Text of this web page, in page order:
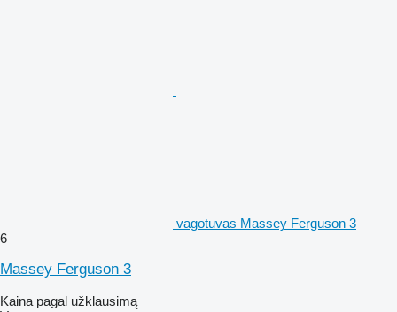
vagotuvas Massey Ferguson 3
6
Massey Ferguson 3
Kaina pagal užklausimą